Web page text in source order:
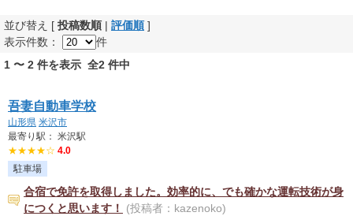
並び替え [ 投稿数順| 評価順]
表示件数：
件
1 〜 2 件を表示 全2 件中
吾妻自動車学校
山形県 米沢市
最寄り駅： 米沢駅
★★★★☆ 4.0
駐車場
合宿で免許を取得しました。効率的に、でも確かな運転技術が身
につくと思います！
(投稿者：kazenoko)